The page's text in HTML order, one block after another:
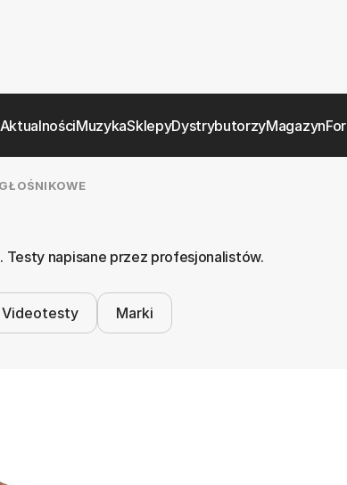
AktualnościMuzykaSklepyDystrybutorzyMagazyn
napisane przez profesjonalistów.
Videotesty Marki